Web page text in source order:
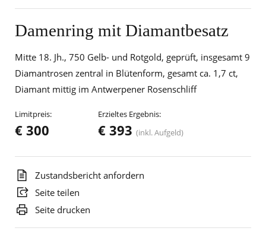
Damenring mit Diamantbesatz
Mitte 18. Jh., 750 Gelb- und Rotgold, geprüft, insgesamt 9
Diamantrosen zentral in Blütenform, gesamt ca. 1,7 ct,
Diamant mittig im Antwerpener Rosenschliff
Limitpreis:
€ 300
Erzieltes Ergebnis:
€ 393 (inkl. Aufgeld)
Zustandsbericht anfordern
Seite teilen
Seite drucken